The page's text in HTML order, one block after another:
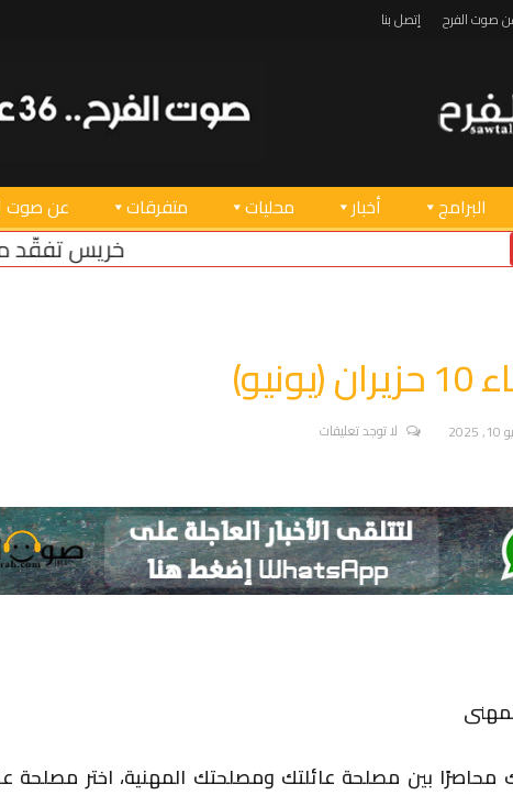
صوت الفرح إتصل بنا
البرامج أخبار محليات متفرقات عن صوت
خريس تفقّد مركز الضمان
لا توجد تعليقات
بين مصلحة عائلتك ومصلحتك المهنية، اختر مصلحة